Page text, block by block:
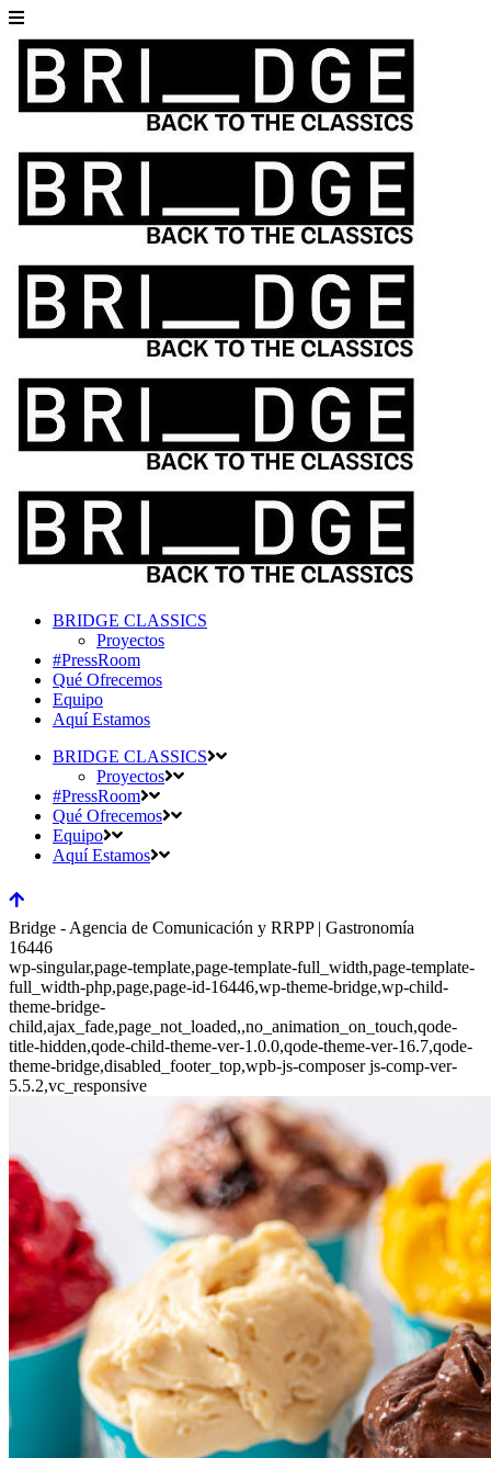
BRIDGE CLASSICS
Proyectos
#PressRoom
Qué Ofrecemos
Equipo
Aquí Estamos
BRIDGE CLASSICS
Proyectos
#PressRoom
Qué Ofrecemos
Equipo
Aquí Estamos
Bridge - Agencia de Comunicación y RRPP | Gastronomía
16446
wp-singular,page-template,page-template-full_width,page-template-
full_width-php,page,page-id-16446,wp-theme-bridge,wp-child-
theme-bridge-
child,ajax_fade,page_not_loaded,,no_animation_on_touch,qode-
title-hidden,qode-child-theme-ver-1.0.0,qode-theme-ver-16.7,qode-
theme-bridge,disabled_footer_top,wpb-js-composer js-comp-ver-
5.5.2,vc_responsive